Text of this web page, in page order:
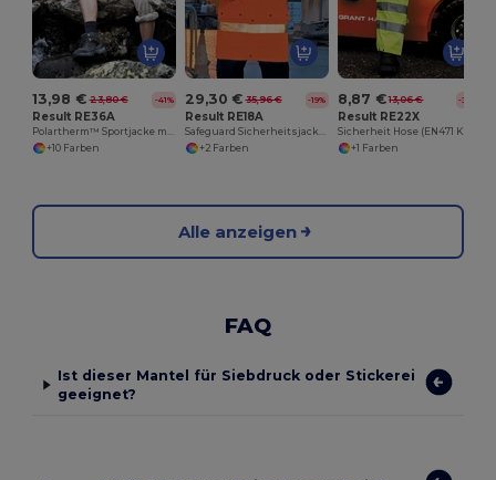
13,98 € 23,80 € -41%
Result RE36A
Polartherm™ Sportjacke mit Stretch und Komfort
+10 Farben
29,30 € 35,96 € -19%
Result RE18A
Safeguard Sicherheitsjacke (EN471 class 3)
+2 Farben
8,87 € 13,06 € -32%
Result RE22X
+1 Farben
Alle anzeigen
FAQ
Ist dieser Mantel für Siebdruck oder Stickerei
geeignet?